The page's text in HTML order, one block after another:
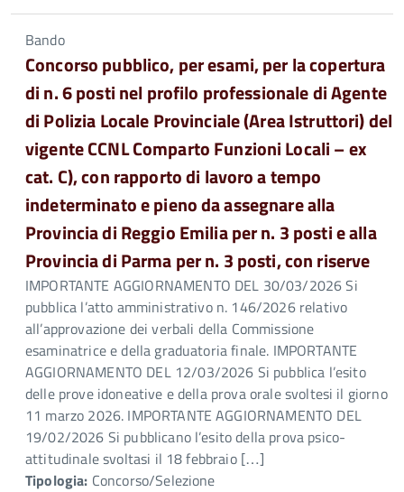
Bando
Concorso pubblico, per esami, per la copertura
di n. 6 posti nel profilo professionale di Agente
di Polizia Locale Provinciale (Area Istruttori) del
vigente CCNL Comparto Funzioni Locali – ex
cat. C), con rapporto di lavoro a tempo
indeterminato e pieno da assegnare alla
Provincia di Reggio Emilia per n. 3 posti e alla
Provincia di Parma per n. 3 posti, con riserve
IMPORTANTE AGGIORNAMENTO DEL 30/03/2026 Si
pubblica l’atto amministrativo n. 146/2026 relativo
all’approvazione dei verbali della Commissione
esaminatrice e della graduatoria finale. IMPORTANTE
AGGIORNAMENTO DEL 12/03/2026 Si pubblica l’esito
delle prove idoneative e della prova orale svoltesi il giorno
11 marzo 2026. IMPORTANTE AGGIORNAMENTO DEL
19/02/2026 Si pubblicano l’esito della prova psico-
attitudinale svoltasi il 18 febbraio […]
Tipologia: Concorso/Selezione